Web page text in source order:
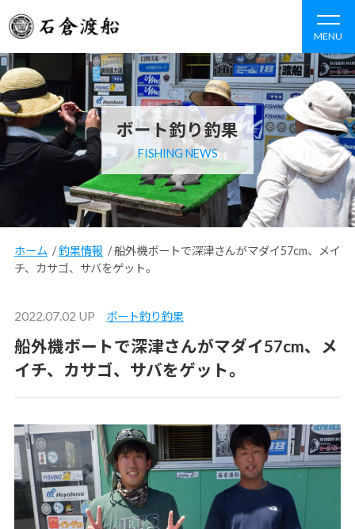
MENU
ボート釣り釣果
FISHING NEWS
ホーム /釣果情報 /船外機ボートで深津さんがマダイ57cm、メイ
チ、カサゴ、サバをゲット。
2022.07.02 UP ボート釣り釣果
船外機ボートで深津さんがマダイ57cm、メ
イチ、カサゴ、サバをゲット。